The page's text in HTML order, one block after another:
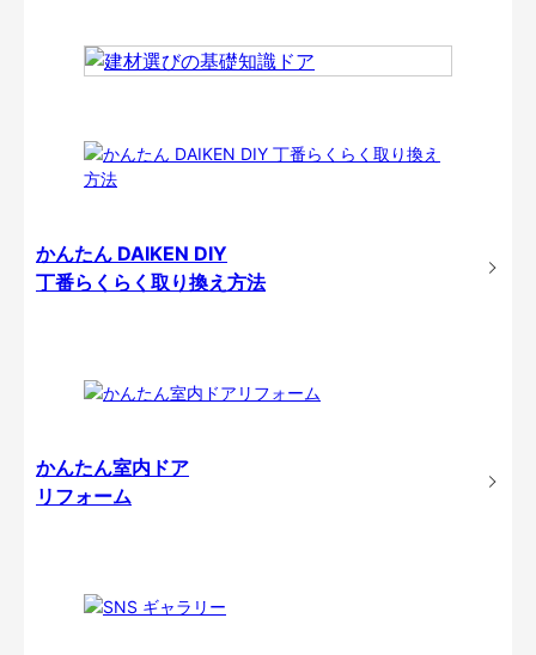
かんたん DAIKEN DIY
丁番らくらく取り換え方法
かんたん室内ドア
リフォーム